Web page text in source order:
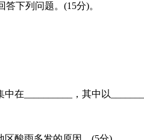
下列问题。(15分)。
在__________，其中以